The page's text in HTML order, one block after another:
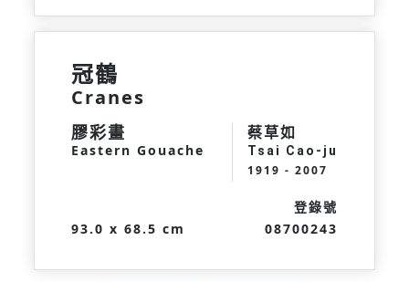
冠鶴
Cranes
膠彩畫
Eastern Gouache
蔡草如
Tsai Cao-ju
1919 - 2007
93.0 x 68.5 cm
登錄號
08700243